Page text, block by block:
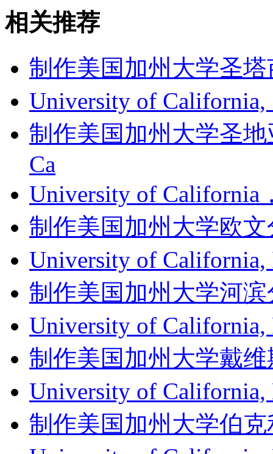
相关推荐
制作美国加州大学圣
University of California,
制作美国加州大学圣
Ca
University of California
制作美国加州大学欧
University of
制作美国加州大学河
University of
制作美国加州大学戴
University of
制作美国加州大学伯